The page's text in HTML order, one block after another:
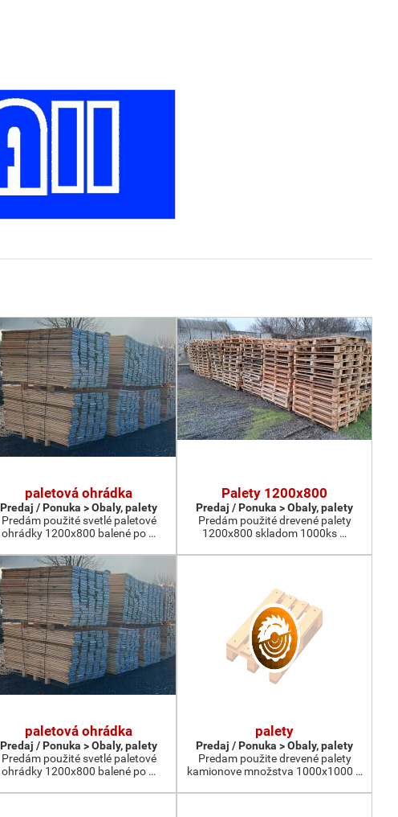
paletová ohrádka
Predaj / Ponuka > Obaly, palety
Predám použité svetlé paletové
ohrádky 1200x800 balené po …
Palety 1200x800
Predaj / Ponuka > Obaly, palety
Predám použité drevené palety
1200x800 skladom 1000ks …
paletová ohrádka
Predaj / Ponuka > Obaly, palety
Predám použité svetlé paletové
ohrádky 1200x800 balené po …
palety
Predaj / Ponuka > Obaly, palety
Predam použite drevené palety
kamionove množstva 1000x1000 …